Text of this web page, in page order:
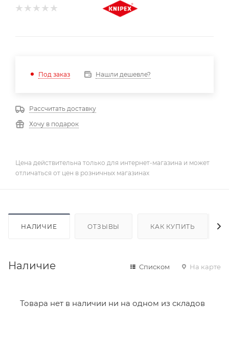
Под заказ Нашли дешевле?
Рассчитать доставку
Хочу в подарок
Цена действительна только для интернет-магазина и может
отличаться от цен в розничных магазинах
НАЛИЧИЕ ОТЗЫВЫ КАК КУПИТЬ
Наличие Списком На карте
Товара нет в наличии ни на одном из складов